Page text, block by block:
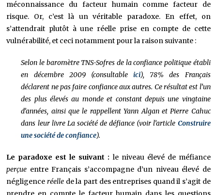
méconnaissance du facteur humain comme facteur de
risque. Or, c’est là un véritable paradoxe. En effet, on
s’attendrait plutôt à une réelle prise en compte de cette
vulnérabilité, et ceci notamment pour la raison suivante :
Selon le baromètre TNS-Sofres de la confiance politique établi
en décembre 2009 (consultableici), 78% des Français
déclarent ne pas faire confiance aux autres. Ce résultat est l’un
des plus élevés au monde et constant depuis une vingtaine
d’années, ainsi que le rappellent Yann Algan et Pierre Cahuc
dans leur livre La société de défiance (voir l’article Construire
une société de confiance).
Le paradoxe est le suivant :le niveau élevé de méfiance
perçue entre Français s’accompagne d’un niveau élevé de
négligenceréelle de la part des entreprises quand il s’agit de